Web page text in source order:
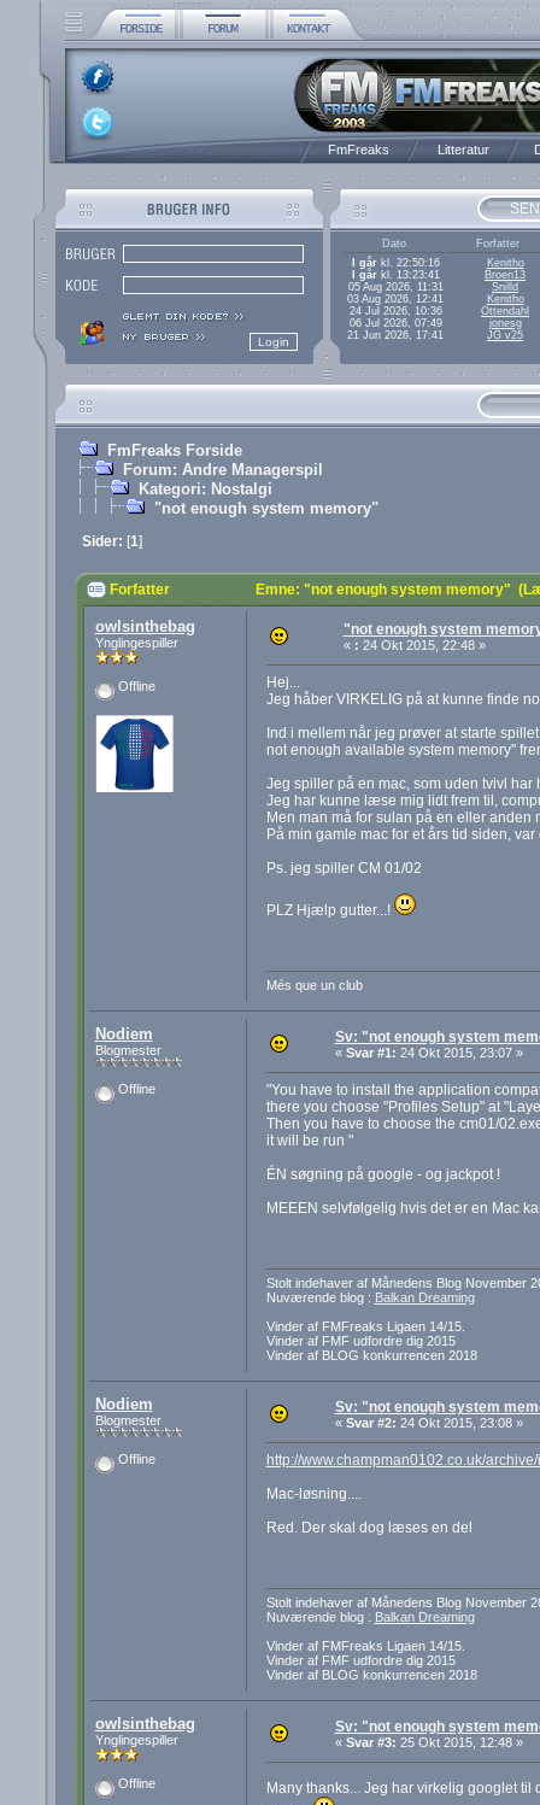
FmFreaks Litteratur
Dato
Forfatter
I gårkl. 22:50:16
Kenitho
I gårkl. 13:23:41
Broen13
05 Aug 2026, 11:31
Snilld
03 Aug 2026, 12:41
Kenitho
24 Jul 2026, 10:36
Ottendahl
06 Jul 2026, 07:49
jonesg
21 Jun 2026, 17:41
JG v25
FmFreaks Forside
Forum: Andre Managerspil
Kategori: Nostalgi
"not enough system memory"
Sider: [1]
Forfatter Emne: "not enough system memory"
owlsinthebag
Ynglingespiller
Offline
"not enough system
« : 24 Okt 2015, 22:48 »
Hej...
Jeg håber VIRKELIG på at kunne finde
Ind i mellem når jeg prøver at starte
not enough available system memory"
Jeg spiller på en mac, som uden tvivl
Jeg har kunne læse mig lidt frem til,
Men man må for sulan på en eller anden
På min gamle mac for et års tid siden,
Ps. jeg spiller CM 01/02
PLZ Hjælp gutter...!
Més que un club
Nodiem
Blogmester
Offline
Sv: "not enough system
« Svar #1: 24 Okt 2015, 23:07 »
"You have to install the application
there you choose "Profiles Setup" at
Then you have to choose the cm01/
it will be run "
ÉN søgning på google - og jackpot !
MEEEN selvfølgelig hvis det er en Mac
Stolt indehaver af Månedens Blog November
Nuværende blog : Balkan Dreaming
Vinder af FMFreaks Ligaen 14/15.
Vinder af FMF udfordre dig 2015
Vinder af BLOG konkurrencen 2018
Nodiem
Blogmester
Offline
Sv: "not enough system
« Svar #2: 24 Okt 2015, 23:08 »
http://www.champman0102.co.uk/
Mac-løsning....
Red. Der skal dog læses en del
Stolt indehaver af Månedens Blog November
Nuværende blog : Balkan Dreaming
Vinder af FMFreaks Ligaen 14/15.
Vinder af FMF udfordre dig 2015
Vinder af BLOG konkurrencen 2018
owlsinthebag
Ynglingespiller
Offline
Sv: "not enough system
« Svar #3: 25 Okt 2015, 12:48 »
Many thanks... Jeg har virkelig googlet